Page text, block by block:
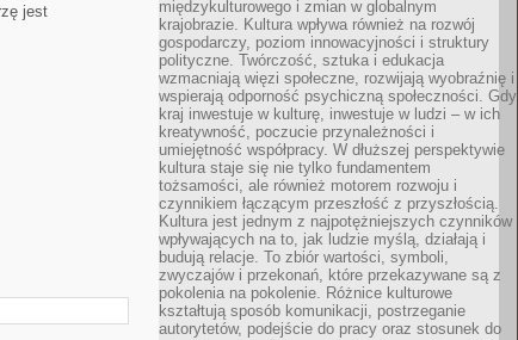
jest
międzykulturowego i zmian w globalnym
krajobrazie. Kultura wpływa również na rozwój
gospodarczy, poziom innowacyjności i struktury
polityczne. Twórczość, sztuka i edukacja
wzmacniają więzi społeczne, rozwijają wyobraźnię i
wspierają odporność psychiczną społeczności. Gdy
kraj inwestuje w kulturę, inwestuje w ludzi – w ich
kreatywność, poczucie przynależności i
umiejętność współpracy. W dłuższej perspektywie
kultura staje się nie tylko fundamentem
tożsamości, ale również motorem rozwoju i
czynnikiem łączącym przeszłość z przyszłością.
Kultura jest jednym z najpotężniejszych czynników
wpływających na to, jak ludzie myślą, działają i
budują relacje. To zbiór wartości, symboli,
zwyczajów i przekonań, które przekazywane są z
pokolenia na pokolenie. Różnice kulturowe
kształtują sposób komunikacji, postrzeganie
autorytetów, podejście do pracy oraz stosunek do